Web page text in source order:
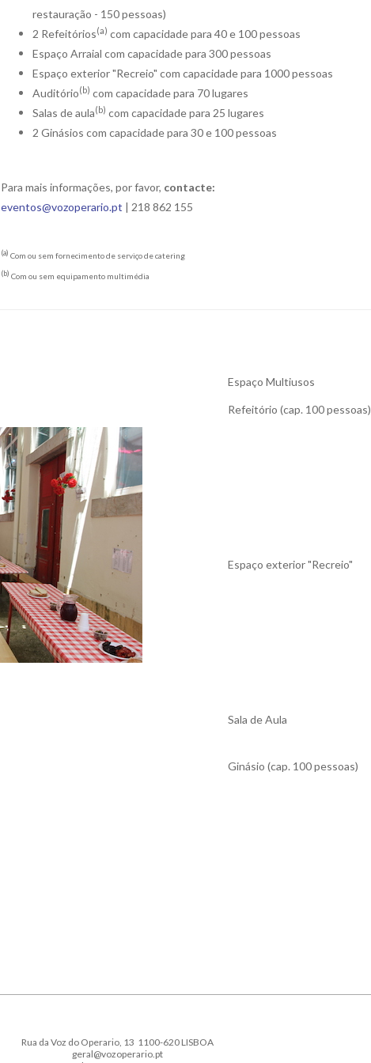
restauração - 150 pessoas)
2 Refeitórios(a) com capacidade para 40 e 100 pessoas
Espaço Arraial com capacidade para 300 pessoas
Espaço exterior "Recreio" com capacidade para 1000 pessoas
Auditório(b) com capacidade para 70 lugares
Salas de aula(b) com capacidade para 25 lugares
2 Ginásios com capacidade para 30 e 100 pessoas
Para mais informações, por favor, contacte:
eventos@vozoperario.pt | 218 862 155
(a) Com ou sem fornecimento de serviço de catering
(b) Com ou sem equipamento multimédia
Espaço Multiusos
Refeitório (cap. 100 pessoas)
Espaço exterior "Recreio"
Sala de Aula
Ginásio (cap. 100 pessoas)
Rua da Voz do Operario, 13 1100-620 LISBOA
geral@vozoperario.pt